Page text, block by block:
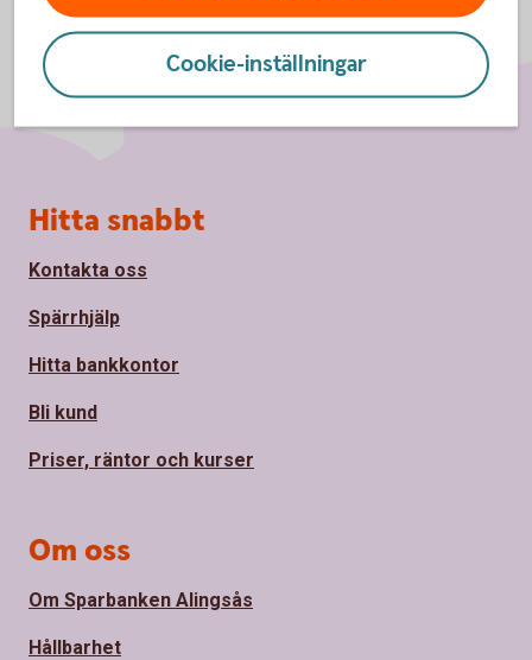
Cookie-inställningar
Sidfot
Hitta snabbt
Kontakta oss
Spärrhjälp
Hitta bankkontor
Bli kund
Priser, räntor och kurser
Om oss
Om Sparbanken Alingsås
Hållbarhet